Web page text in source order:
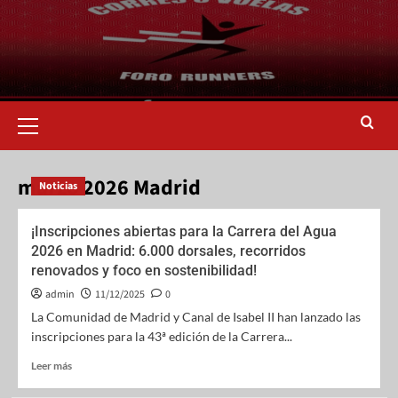
marzo 2026 Madrid
Noticias
¡Inscripciones abiertas para la Carrera del Agua
2026 en Madrid: 6.000 dorsales, recorridos
renovados y foco en sostenibilidad!
admin 11/12/2025
0
La Comunidad de Madrid y Canal de Isabel II han lanzado las
inscripciones para la 43ª edición de la Carrera...
Leer más